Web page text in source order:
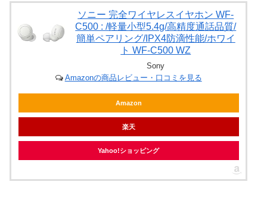
ソニー 完全ワイヤレスイヤホン WF-
C500 : /軽量小型5.4g/高精度通話品質/
簡単ペアリング/IPX4防滴性能/ホワイ
ト WF-C500 WZ
Sony
Amazonの商品レビュー・口コミを見る
Amazon
楽天
Yahoo!ショッピング